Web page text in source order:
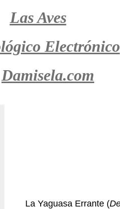
Las Aves
Electrónico
Damisela.com
La Yaguasa Errante (